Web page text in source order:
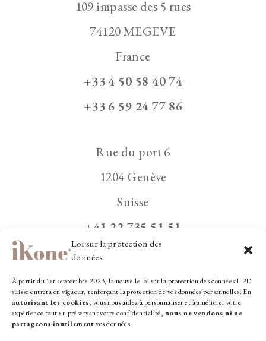
Loi sur la protection des
données
À partir du 1er septembre 2023, la nouvelle loi sur la protection des données LPD
suisse entrera en vigueur, renforçant la protection de vos données personnelles. En
autorisant les cookies, vous nous aidez à personnaliser et à améliorer votre
expérience tout en préservant votre confidentialité, nous ne vendons ni ne
partageons inutilementvos données.
109 impasse des 5 rues
74120 MEGEVE
France
+33 4 50 58 40 74
+33 6 59 24 77 86
Rue du port 6
1204 Genève
Suisse
+41 22 735 51 51
+41 79 173 15 06
contact@ikone.com